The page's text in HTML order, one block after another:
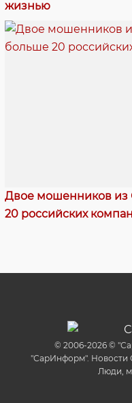
жизнью
Двое мошенников из
20 российских
© 2006-2026 ©
"СарИнформ". Новости
Люди,